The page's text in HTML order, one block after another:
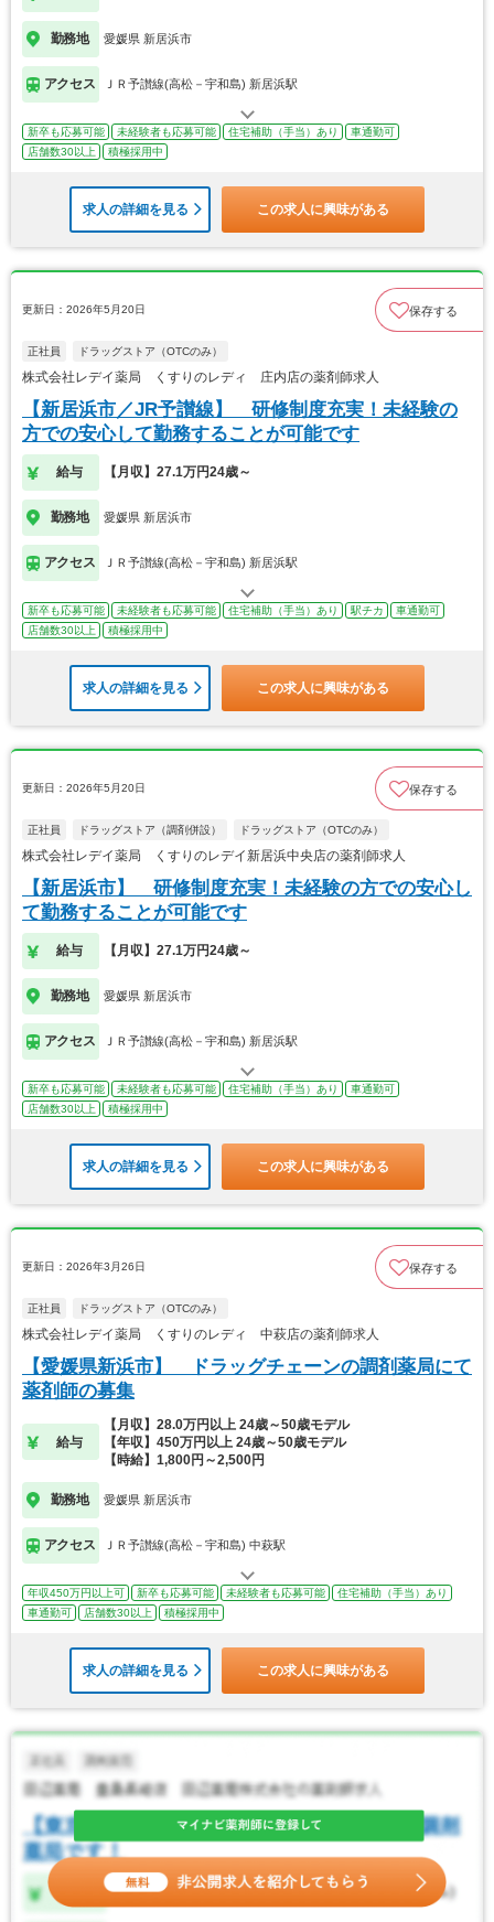
勤務地 愛媛県 新居浜市
アクセス ＪＲ予讃線(高松－宇和島) 新居浜駅
新卒も応募可能 未経験者も応募可能 住宅補助（手当）あり
車通勤可
店舗数30以上
積極採用中
求人の詳細を見る この求人に興味がある
更新日：2026年5月20日 保存する
正社員 ドラッグストア（OTCのみ）
株式会社レデイ薬局 くすりのレディ 庄内店の薬剤師求人
【新居浜市／JR予讃線】 研修制度充実！未経験の
方での安心して勤務することが可能です
給与 【月収】27.1万円24歳～
勤務地 愛媛県 新居浜市
アクセス ＪＲ予讃線(高松－宇和島) 新居浜駅
新卒も応募可能 未経験者も応募可能 住宅補助（手当）あり 駅チカ
車通勤可
店舗数30以上
積極採用中
求人の詳細を見る この求人に興味がある
更新日：2026年5月20日 保存する
正社員 ドラッグストア（調剤併設） ドラッグストア（OTCのみ）
株式会社レデイ薬局 くすりのレデイ新居浜中央店の薬剤師求人
【新居浜市】 研修制度充実！未経験の方での安心し
て勤務することが可能です
給与 【月収】27.1万円24歳～
勤務地 愛媛県 新居浜市
アクセス ＪＲ予讃線(高松－宇和島) 新居浜駅
新卒も応募可能 未経験者も応募可能 住宅補助（手当）あり
車通勤可
店舗数30以上
積極採用中
求人の詳細を見る この求人に興味がある
更新日：2026年3月26日 保存する
正社員 ドラッグストア（OTCのみ）
株式会社レデイ薬局 くすりのレディ 中萩店の薬剤師求人
【愛媛県新浜市】 ドラッグチェーンの調剤薬局にて
薬剤師の募集
給与
【月収】28.0万円以上 24歳～50歳モデル
【年収】450万円以上 24歳～50歳モデル
【時給】1,800円～2,500円
勤務地 愛媛県 新居浜市
アクセス ＪＲ予讃線(高松－宇和島) 中萩駅
年収450万円以上可 新卒も応募可能 未経験者も応募可能
住宅補助（手当）あり
車通勤可
店舗数30以上 積極採用中
求人の詳細を見る この求人に興味がある